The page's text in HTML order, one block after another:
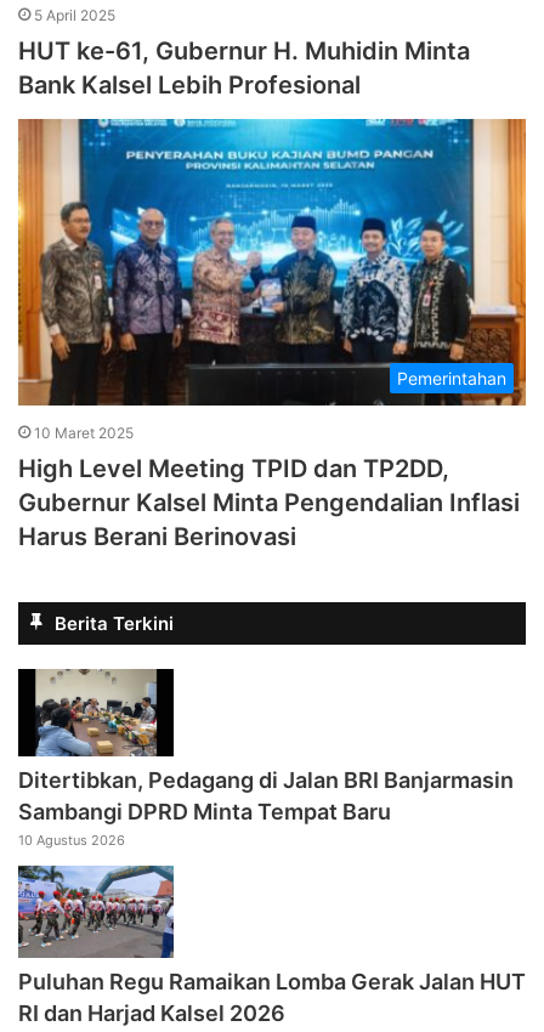
5 April 2025
HUT ke-61, Gubernur H. Muhidin Minta
Bank Kalsel Lebih Profesional
Pemerintahan
10 Maret 2025
High Level Meeting TPID dan TP2DD,
Gubernur Kalsel Minta Pengendalian Inflasi
Harus Berani Berinovasi
Berita Terkini
Ditertibkan, Pedagang di Jalan BRI Banjarmasin
Sambangi DPRD Minta Tempat Baru
10 Agustus 2026
Puluhan Regu Ramaikan Lomba Gerak Jalan HUT
RI dan Harjad Kalsel 2026